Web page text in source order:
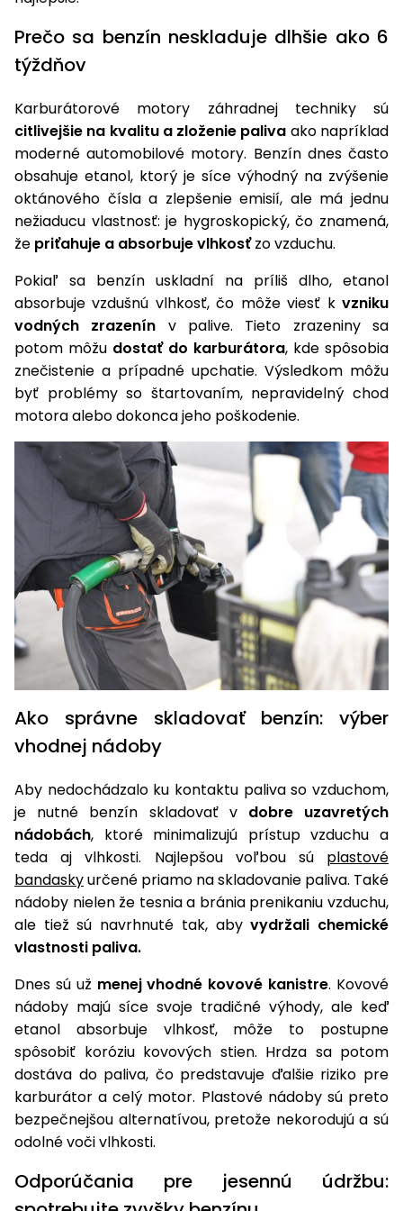
Náhradné
nože
dreva
Drviče
Špalíkovače
Fukáre a
vysávače
na lístie
Záhradné
vozíky
Fúriky
Rozmetadlá
a posypové
vozíky
Čerpadlá
vodárne
Vysokotlakové
umývačky
Zametacie
stroje
Snežné
frézy
Odhŕňače
a lopaty
na sneh
a rosiče
Príslušenstvo
Ochrana
Záhradné
Krhly
textílie
Odpudzovače
a pasce
Príslušenstvo
dosky
Transportéry
na
betón
Meracie
Nabíjačky
autobatérií
Vykurovanie
Navijaky
Príslušenstvo
Bagre
Seniorské
vozíky
Prilby
Doplnky
Prečo sa benzín neskladuje dlhšie ako 6
týždňov
Karburátorové motory záhradnej techniky sú
citlivejšie na kvalitu a zloženie paliva ako napríklad
moderné automobilové motory. Benzín dnes často
obsahuje etanol, ktorý je síce výhodný na zvýšenie
oktánového čísla a zlepšenie emisií, ale má jednu
nežiaducu vlastnosť: je hygroskopický, čo znamená,
že priťahuje a absorbuje vlhkosťzo vzduchu.
Pokiaľ sa benzín uskladní na príliš dlho, etanol
absorbuje vzdušnú vlhkosť, čo môže viesť k vzniku
vodných zrazenín v palive. Tieto zrazeniny sa
potom môžu dostať do karburátora, kde spôsobia
znečistenie a prípadné upchatie. Výsledkom môžu
byť problémy so štartovaním, nepravidelný chod
motora alebo dokonca jeho poškodenie.
Ako správne skladovať benzín: výber
vhodnej nádoby
Aby nedochádzalo ku kontaktu paliva so vzduchom,
je nutné benzín skladovať v dobre uzavretých
nádobách, ktoré minimalizujú prístup vzduchu a
teda aj vlhkosti. Najlepšou voľbou sú plastové
bandaskyurčené priamo na skladovanie paliva. Také
nádoby nielen že tesnia a bránia prenikaniu vzduchu,
ale tiež sú navrhnuté tak, abyvydržali chemické
vlastnosti paliva.
Dnes sú už menej vhodné kovové kanistre. Kovové
nádoby majú síce svoje tradičné výhody, ale keď
etanol absorbuje vlhkosť, môže to postupne
spôsobiť koróziu kovových stien. Hrdza sa potom
dostáva do paliva, čo predstavuje ďalšie riziko pre
karburátor a celý motor. Plastové nádoby sú preto
bezpečnejšou alternatívou, pretože nekorodujú a sú
odolné voči vlhkosti.
Odporúčania pre jesennú údržbu: